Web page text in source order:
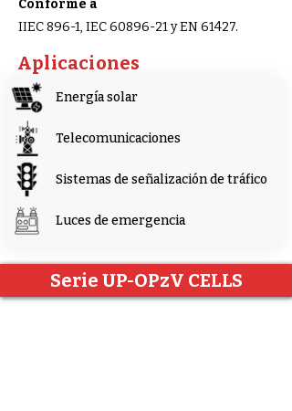
Conforme a
IIEC 896-1, IEC 60896-21 y EN 61427.
Aplicaciones
Energía solar
Telecomunicaciones
Sistemas de señalización de tráfico
Luces de emergencia
Serie UP-OPzV CELLS